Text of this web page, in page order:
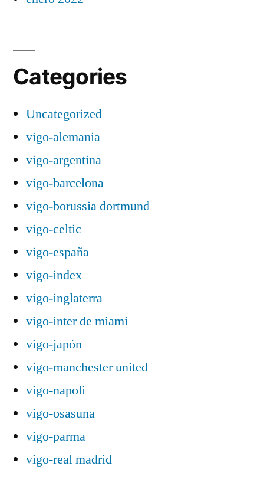
Categories
Uncategorized
vigo-alemania
vigo-argentina
vigo-barcelona
vigo-borussia dortmund
vigo-celtic
vigo-españa
vigo-index
vigo-inglaterra
vigo-inter de miami
vigo-japón
vigo-manchester united
vigo-napoli
vigo-osasuna
vigo-parma
vigo-real madrid